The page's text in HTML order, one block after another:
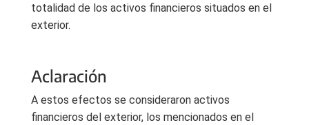
totalidad de los activos financieros situados en el
exterior.
Aclaración
A estos efectos se consideraron activos
financieros del exterior, los mencionados en el